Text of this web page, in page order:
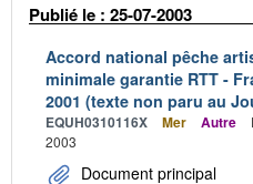
Publié le : 25-07-2003
Accord national pêche
minimale garantie RTT -
2001 (texte non paru au
EQUH0310116X Mer Autre
2003
Document principal